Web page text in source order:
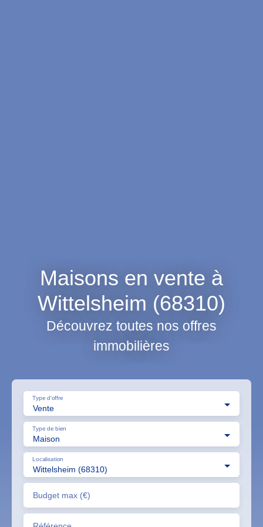
Maisons en vente à
Wittelsheim (68310)
Découvrez toutes nos offres
immobilières
Vente
Type d'offre
Maison
Type de bien
Wittelsheim (68310)
Localisation
Budget max (€)